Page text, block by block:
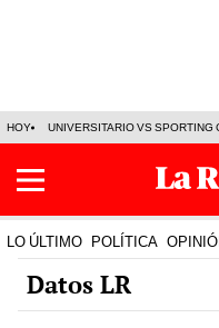
HOY UNIVERSITARIO VS SPORTING
LO ÚLTIMO POLÍTICA
Datos LR